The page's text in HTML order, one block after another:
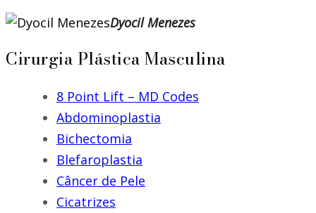
Dyocil Menezes
Cirurgia Plástica Masculina
8 Point Lift – MD Codes
Abdominoplastia
Bichectomia
Blefaroplastia
Câncer de Pele
Cicatrizes